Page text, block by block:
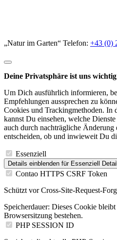
„Natur im Garten“ Telefon: +43 (0)
Deine Privatsphäre ist uns
Um Dich ausführlich informieren,
Empfehlungen aussprechen zu
Cookies und Trackingmethoden. In
kannst Du einsehen, welche
auch durch nachträgliche Änderung
entscheiden, ob und inwieweit Du
Essenziell
Details einblenden für Essenziell
Contao HTTPS CSRF Token
Schützt vor Cross-Site-Request-
Speicherdauer: Dieses Cookie
Browsersitzung bestehen.
PHP SESSION ID